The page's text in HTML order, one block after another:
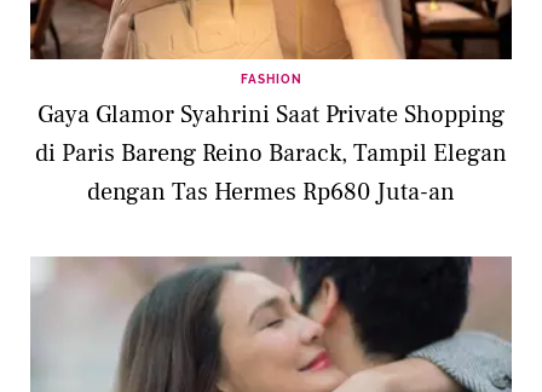
FASHION
Gaya Glamor Syahrini Saat Private Shopping
di Paris Bareng Reino Barack, Tampil Elegan
dengan Tas Hermes Rp680 Juta-an